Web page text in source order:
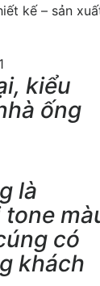
kế – sản
kiểu
ống
là
có
khách